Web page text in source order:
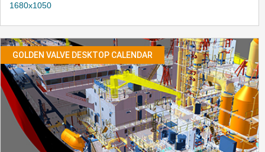
1680x1050
GOLDEN VALVE DESKTOP CALENDAR